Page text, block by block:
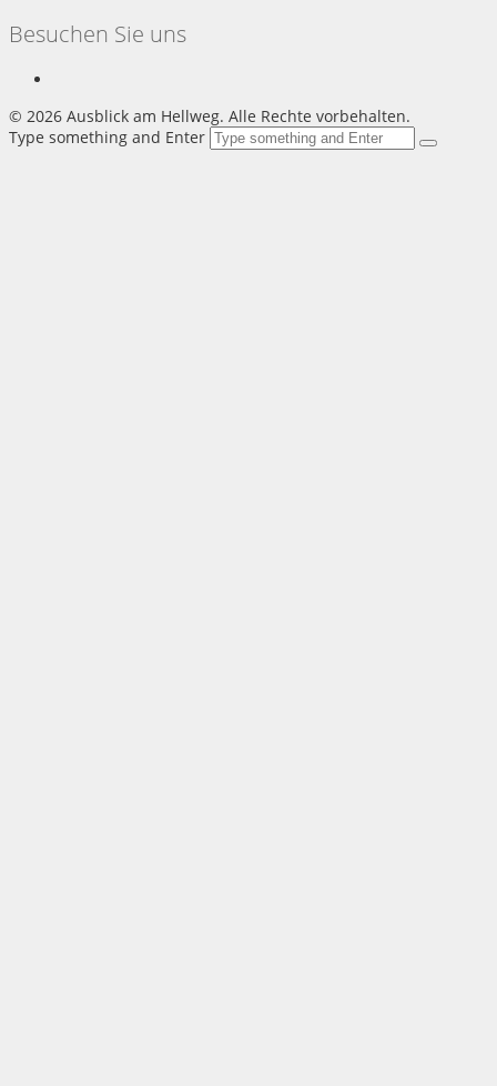
Besuchen Sie uns
© 2026 Ausblick am Hellweg. Alle Rechte vorbehalten.
Type something and Enter